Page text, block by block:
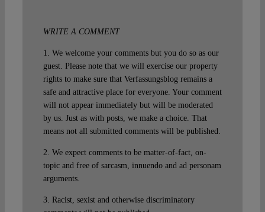
WRITE A COMMENT
1. We welcome your comments but you do so as our
guest. Please note that we will exercise our property
rights to make sure that Verfassungsblog remains a
safe and attractive place for everyone. Your comment
will not appear immediately but will be moderated
by us. Just as with posts, we make a choice. That
means not all submitted comments will be published.
2. We expect comments to be matter-of-fact, on-
topic and free of sarcasm, innuendo and ad personam
arguments.
3. Racist, sexist and otherwise discriminatory